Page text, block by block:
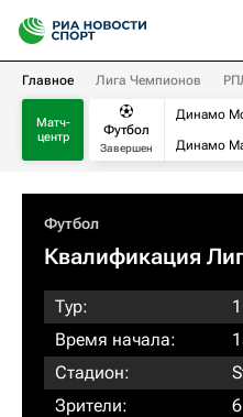
Главное Лига Чемпионов
Матч-
центр
Футбол
Завершен
Динамо
Динамо
Футбол
Квалификация
Тур:
1
Время начала:
Стадион:
Зрители: